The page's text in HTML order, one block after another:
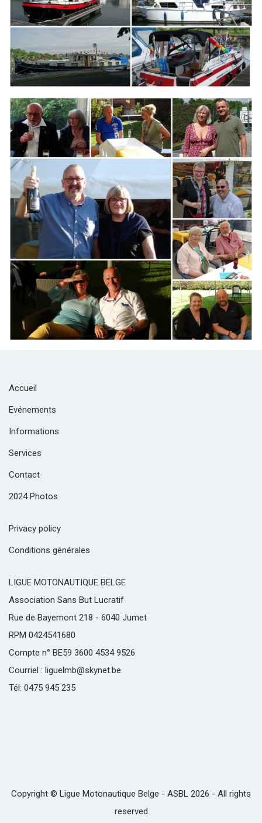
Branding
ARMCHAIR
Accueil
Evénements
Informations
Services
Contact
2024 Photos
Privacy policy
Conditions générales
LIGUE MOTONAUTIQUE BELGE
Association Sans But Lucratif
Rue de Bayemont 218 - 6040 Jumet
RPM 0424541680
Compte n° BE59 3600 4534 9526
Courriel : liguelmb@skynet.be
Tél: 0475 945 235
Copyright © Ligue Motonautique Belge - ASBL 2026 - All rights
reserved